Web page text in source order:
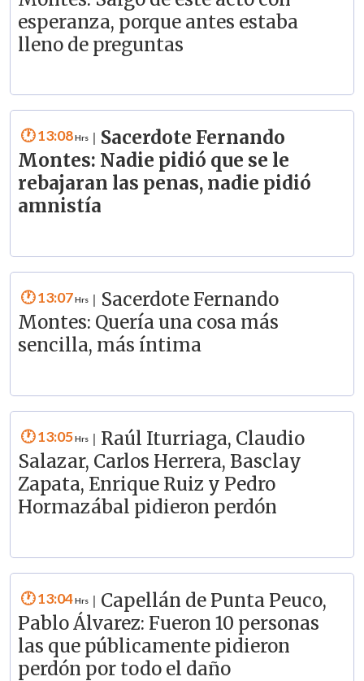
esperanza, porque antes estaba
lleno de preguntas
13:08
Sacerdote Fernando
Montes: Nadie pidió que se le
rebajaran las penas, nadie pidió
amnistía
13:07
Sacerdote Fernando
Montes: Quería una cosa más
sencilla, más íntima
13:05
Raúl Iturriaga, Claudio
Salazar, Carlos Herrera, Basclay
Zapata, Enrique Ruiz y Pedro
Hormazábal pidieron perdón
13:04
Capellán de Punta Peuco,
Pablo Álvarez: Fueron 10 personas
las que públicamente pidieron
perdón por todo el daño